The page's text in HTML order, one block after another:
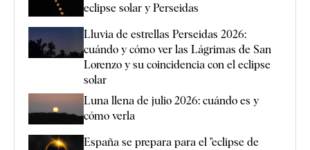
eclipse solar y Perseidas
Lluvia de estrellas Perseidas 2026:
cuándo y cómo ver las Lágrimas de San
Lorenzo y su coincidencia con el eclipse
solar
Luna llena de julio 2026: cuándo es y
cómo verla
España se prepara para el "eclipse de